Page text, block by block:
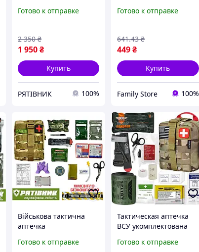
Базовая".
Готово к отправке
1 950₴
2 350 ₴
Купить
РЯТІВНИК 100%
медицинская подсумок
Готово к отправке
449₴
641.43 ₴
Купить
Family Store 100%
Військова тактична
аптечка
ЗСУ з Гемостатичним
Готово к отправке
Тактическая аптечка
ВСУ укомплектована
оранжевый цвет
Готово к отправке